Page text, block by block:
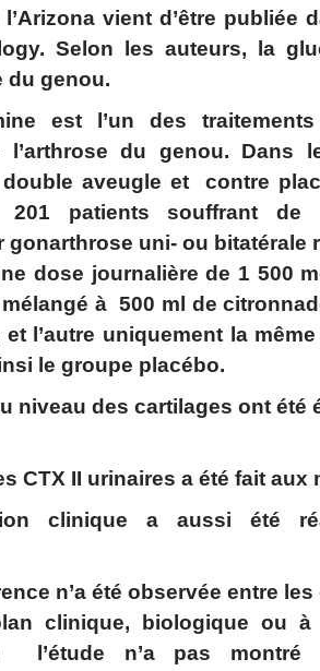
vient d’être publiée
Selon les auteurs, la
du genou.
est l’un des
l’arthrose du genou. Dans
aveugle et contre
201 patients souffrant de
gonarthrose uni- ou bitatérale
dose journalière de 1 500
à 500 ml de
et l’autre uniquement la
le groupe placébo.
niveau des cartilages ont été
CTX II urinaires a été fait aux
clinique a aussi été
n’a été observée entre
clinique, biologique ou à
l’étude n’a pas montré